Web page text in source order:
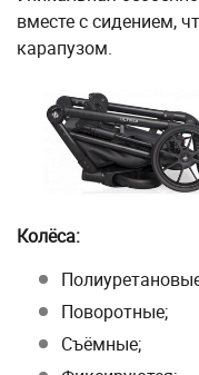
вместе с сидением,
карапузом.
Колёса:
Поворотные;
Съёмные;